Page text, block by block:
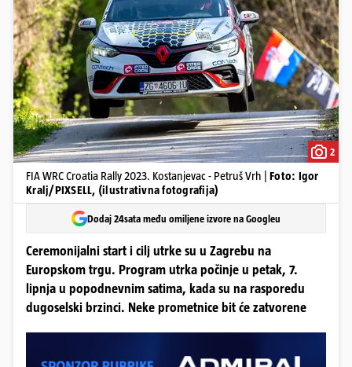
2
FIA WRC Croatia Rally 2023. Kostanjevac - Petruš Vrh | Foto: Igor
Kralj/PIXSELL, (ilustrativna fotografija)
Dodaj 24sata među omiljene izvore na Googleu
Ceremonijalni start i cilj utrke su u Zagrebu na
Europskom trgu. Program utrka počinje u petak, 7.
lipnja u popodnevnim satima, kada su na rasporedu
dugoselski brzinci. Neke prometnice bit će zatvorene